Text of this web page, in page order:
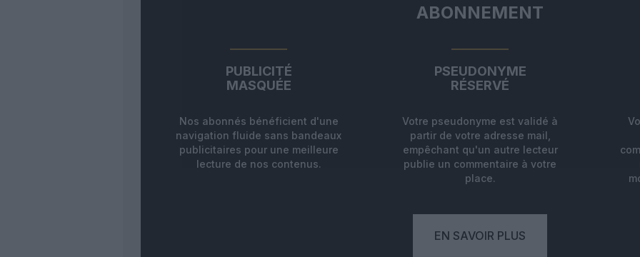
ABONNEMENT
PUBLICITÉ
MASQUÉE
Nos abonnés bénéficient d'une
navigation fluide sans bandeaux
publicitaires pour une meilleure
lecture de nos contenus.
PSEUDONYME
RÉSERVÉ
Votre pseudonyme est validé à
partir de votre adresse mail,
empêchant qu'un autre lecteur
publie un commentaire à votre
place.
EN SAVOIR PLUS